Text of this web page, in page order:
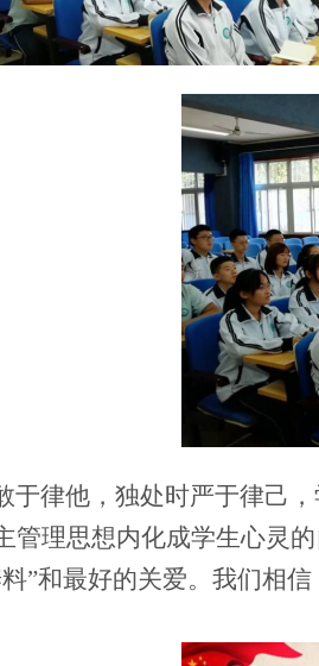
律他，独处时严于律己，
管理思想内化成学生心灵
”和最好的关爱。我们相